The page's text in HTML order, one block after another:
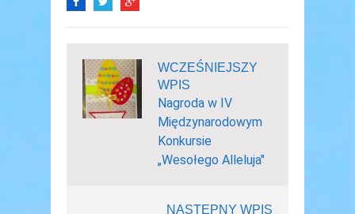
WCZEŚNIEJSZY
WPIS
Nagroda w IV
Międzynarodowym
Konkursie
„Wesołego Alleluja"
NASTĘPNY WPIS